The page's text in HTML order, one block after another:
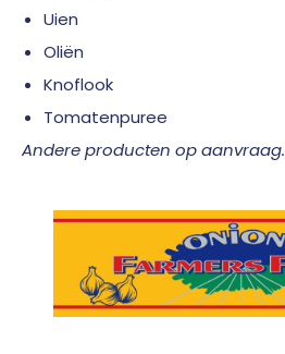
Uien
Oliën
Knoflook
Tomatenpuree
Andere producten op aanvraag.